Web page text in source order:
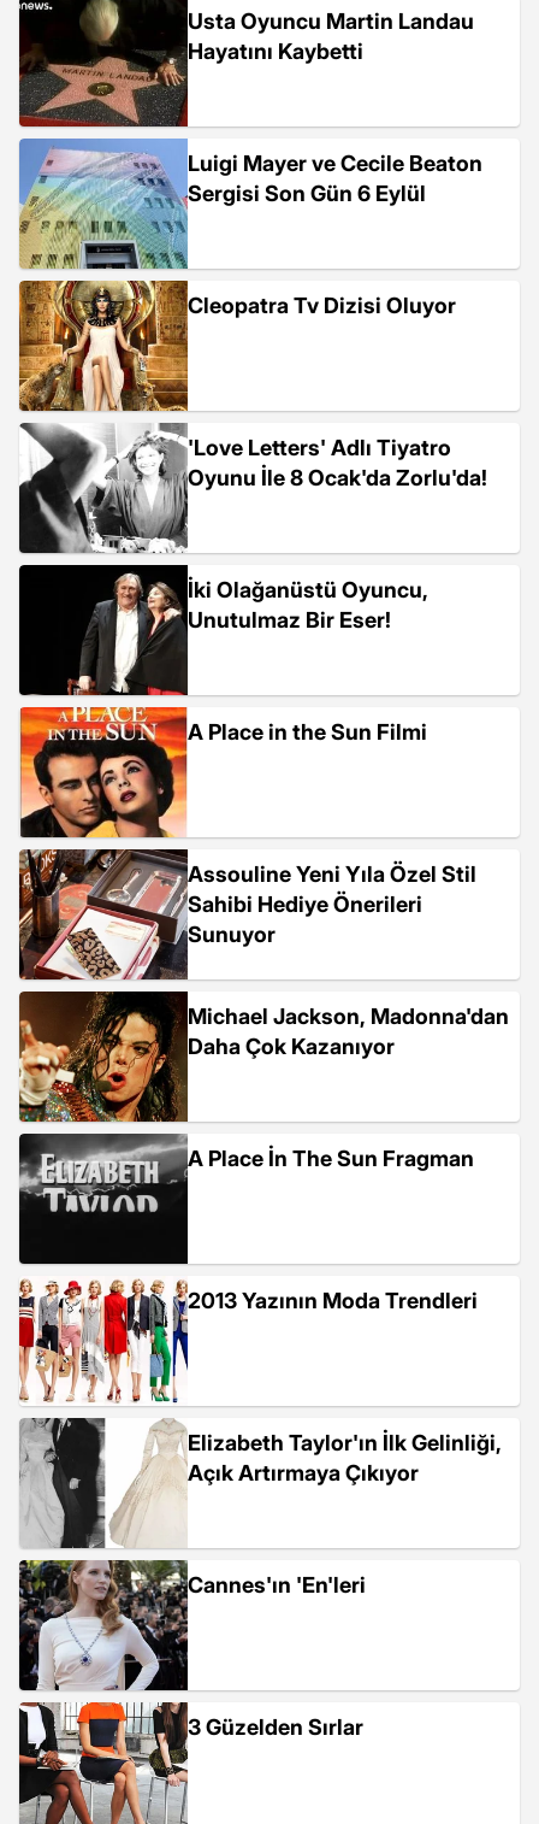
Usta Oyuncu Martin Landau
Hayatını Kaybetti
Luigi Mayer ve Cecile Beaton
Sergisi Son Gün 6 Eylül
Cleopatra Tv Dizisi Oluyor
'Love Letters' Adlı Tiyatro
Oyunu İle 8 Ocak'da Zorlu'da!
İki Olağanüstü Oyuncu,
Unutulmaz Bir Eser!
A Place in the Sun Filmi
Assouline Yeni Yıla Özel Stil
Sahibi Hediye Önerileri
Sunuyor
Michael Jackson, Madonna'dan
Daha Çok Kazanıyor
A Place İn The Sun Fragman
2013 Yazının Moda Trendleri
Elizabeth Taylor'ın İlk Gelinliği,
Açık Artırmaya Çıkıyor
Cannes'ın 'En'leri
3 Güzelden Sırlar